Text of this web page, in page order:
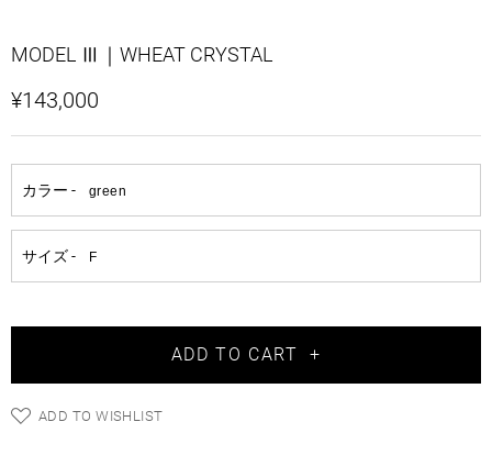
MODEL Ⅲ｜WHEAT CRYSTAL
¥143,000
ADD TO CART +
ADD TO WISHLIST